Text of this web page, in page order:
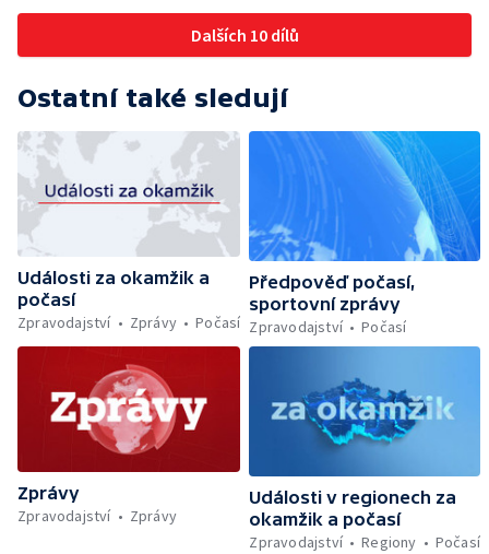
Dalších 10 dílů
Ostatní také sledují
Události za okamžik a
počasí
Zpravodajství
Zprávy Počasí
Předpověď počasí,
sportovní zprávy
Zpravodajství
Počasí
Zprávy
Zpravodajství
Zprávy
Události v regionech za
okamžik a počasí
Zpravodajství
Regiony Počasí